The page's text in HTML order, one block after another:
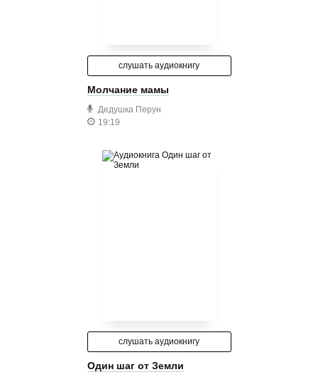
слушать аудиокнигу
Молчание мамы
Дедушка Перун
19:19
слушать аудиокнигу
Один шаг от Земли